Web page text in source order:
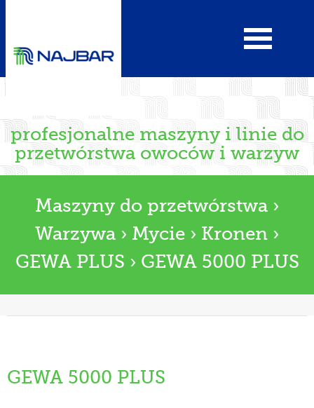
profesjonalne maszyny i linie do
przetwórstwa owoców i warzyw
Maszyny do przetwórstwa ›
Warzywa › Mycie › Kronen ›
GEWA PLUS › GEWA 5000 PLUS
GEWA 5000 PLUS